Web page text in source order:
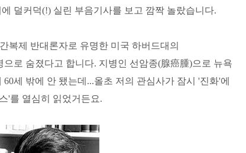
덜커덕(!) 실린 부음기사를 보고 깜짝 놀랐습니다.
복제 반대론자로 유명한 미국 하버드대의
으로 숨졌다고 합니다. 지병인 선암종(腺癌腫)으로 뉴욕
세 밖에 안 됐는데...올초 저의 관심사가 잠시 '진화'에
'를 열심히 읽었거든요.